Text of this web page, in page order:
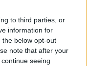
to third parties, or
information for
the below opt-out
note that after your
seeing